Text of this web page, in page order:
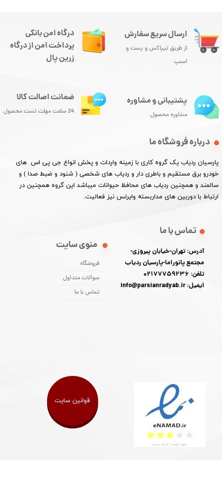
ارسال سریع سفارش
از طریق تیپاکس و پست و
اسنپ
درباره فروشگاه ما
پارسیان ردیاب یک گروه کاری با زمینه واردات و پخش انواع جی پی اس های
خودرو برق مستقیم و باطری دار و ردیاب های شخصی ( شنود و ضبط صدا ) و
سالمند و همچنین ردیاب های محافظ حیوانات میباشد این گروه همچنین در
ارتباط با دوربین های مداربسته وایرلس نیز فعالیت.​​​​​​​
منوی سایت
فروشگاه
سوالات متداول
تماس با ما
تماس با ما
آدرس: تهران-خیابان پیروزی-
مجتمع پانوراما-پارسیان ردیاب
تلفن: 02177759236
ایمیل: info@parsianradyab.ir
درگاه امن بانکی
پرداخت امن از درگاه
زرین پال
پشتیبانی و مشاوره
مشاوره محصول
ضمانت اصالت کالا
24 ساعت مهلت تست محصول
قوانین سایت